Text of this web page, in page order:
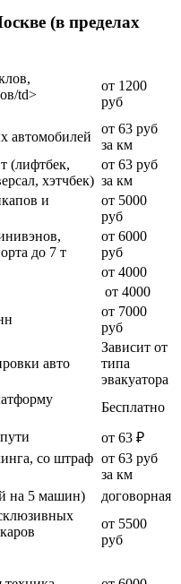
(в пределах
td>
от 1200
руб
автомобилей
от 63 руб
за км
(лифтбек,
хэтчбек)
от 63 руб
за км
и
от 5000
руб
до 7 т
от 6000
руб
от 4000
от 4000
от 7000
руб
авто
Зависит от
типа
эвакуатора
Бесплатно
от 63 ₽
со штраф от 63 руб
за км
на 5 машин)
договорная
от 5500
руб